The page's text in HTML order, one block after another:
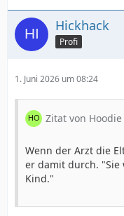
Hickhack
Profi
1. Juni 2026 um 08:24
Zitat von Hoodie
Wenn der Arzt die
er damit durch. "Sie
Kind."